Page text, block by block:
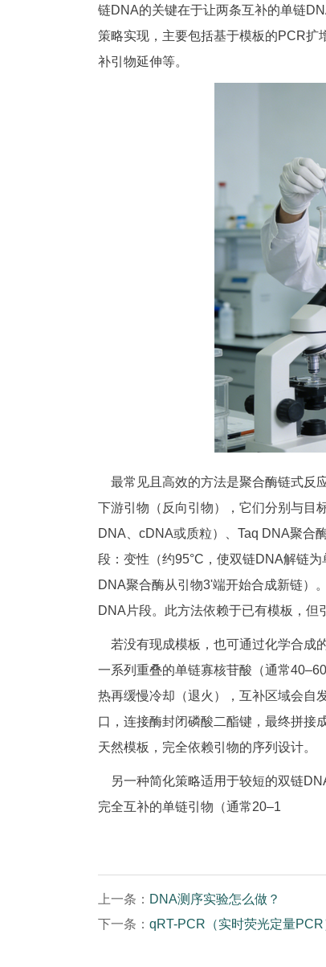
链DNA的关键在于让两条互补的单链
策略实现，主要包括基于模板的PCR扩
补引物延伸等。
最常见且高效的方法是聚合酶链式反
下游引物（反向引物），它们分别与目
DNA、cDNA或质粒）、Taq DNA聚合
段：变性（约95°C，使双链DNA解链
DNA聚合酶从引物3'端开始合成新链）
DNA片段。此方法依赖于已有模板，但
若没有现成模板，也可通过化学合成
一系列重叠的单链寡核苷酸（通常
热再缓慢冷却（退火），互补区域会自
口，连接酶封闭磷酸二酯键，最终拼接
天然模板，完全依赖引物的序列设计。
另一种简化策略适用于较短的双链
完全互补的单链引物（通常20–1
上一条： DNA测序实验怎么做？
下一条： qRT-PCR（实时荧光定量